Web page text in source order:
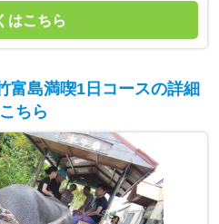
はこちら
富島満喫1日コースの詳細
ちら